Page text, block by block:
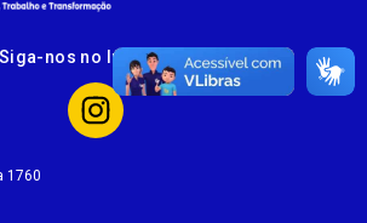
Siga-nos no Instagram
1760